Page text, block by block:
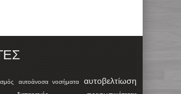
αυτοάνοσα νοσήματα αυτοβελτίωση